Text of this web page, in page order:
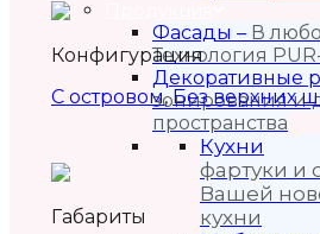
Фасады – В
Технология
Декоративные
зонирования и
пространства
Кухни
фартуки и
Вашей
кухни
Конфигурация
С островом,Без верхних
Габариты